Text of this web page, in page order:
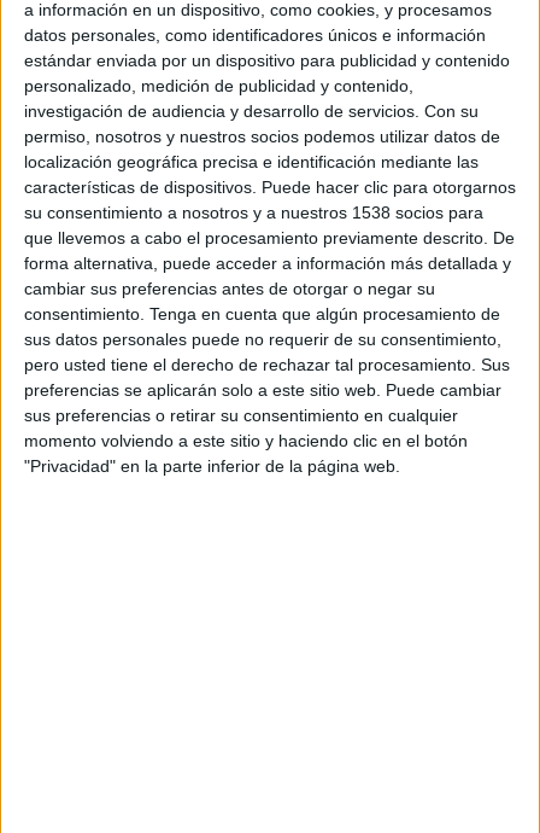
a información en un dispositivo, como cookies, y procesamos
datos personales, como identificadores únicos e información
estándar enviada por un dispositivo para publicidad y contenido
personalizado, medición de publicidad y contenido,
investigación de audiencia y desarrollo de servicios. Con su
permiso, nosotros y nuestros socios podemos utilizar datos de
localización geográfica precisa e identificación mediante las
características de dispositivos. Puede hacer clic para otorgarnos
su consentimiento a nosotros y a nuestros 1538 socios para
que llevemos a cabo el procesamiento previamente descrito. De
forma alternativa, puede acceder a información más detallada y
cambiar sus preferencias antes de otorgar o negar su
consentimiento. Tenga en cuenta que algún procesamiento de
sus datos personales puede no requerir de su consentimiento,
pero usted tiene el derecho de rechazar tal procesamiento. Sus
preferencias se aplicarán solo a este sitio web. Puede cambiar
sus preferencias o retirar su consentimiento en cualquier
momento volviendo a este sitio y haciendo clic en el botón
"Privacidad" en la parte inferior de la página web.
nuevo director de marketing. En su nueva función, Álvarez será responsable del
diseño, preparación, ejecución y seguimiento de los planes estratégicos de
marketing y comunicación.
labores de marketing. Procede de Office Depot, multinacional norteamericana del
sector Material de Oficina en la que trabajó desde 2006. En su cargo de marketing
& PR manager para España y reportando a la dirección general, Javier estuvo a
cargo de la puesta en marcha del departamento de marketing del canal empresa,
definiendo e implementando su estrategia offline, así como online, para clientes
PYME, KA y corporate.
Desde 1998 y hasta 2006, Álvarez fue marketing manager y responsable de
eventos en Riofisa, empresa española del sector inmobiliario. Reportando al
director de marketing y con un equipo de 5 personas, Javier estuvo a cargo de la
estrategia, control financiero y presupuestario de los planes de marketing de
diferentes promociones inmobiliarias, siendo responsable del éxito de las